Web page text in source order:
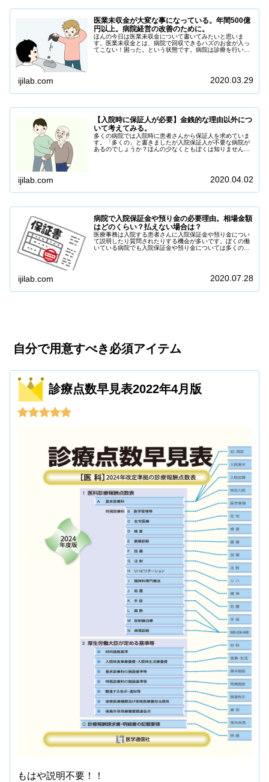
医業未収金が大変な事になっている。年間500億
円以上。病院経営の改善のために。
ほんの今日は医業未収金について書いてみたいと思いま
す。医業未収金とは、病院で回収できるハズのお金が入っ
てこない！困った。という状態です。病院は診療を行いそ
ijilab.com 2020.03.29
【入院時に保証人が必要】金銭的な理由以外につ
いて考えてみる。
多くの病院では入院時に患者さんから保証人を求めていま
す。「多くの」と書きましたが入院保証人が不要な病院が
あるのでしょうか？ほんの少なくともぼくは知りません。
ijilab.com 2020.04.02
病院で入院保証金や預り金の必要理由。相場金額
はどのくらい？払えない場合は？
医療事務は入院する患者さんに入院保証金や預り金につい
て説明したり質問されたりする機会が多いです。ぼくの働
いている病院でも入院保証金や預り金については多くの対
ijilab.com 2020.07.28
自分で用意すべき必須アイテム
診療点数早見表2022年4月版
もはや説明不要！！